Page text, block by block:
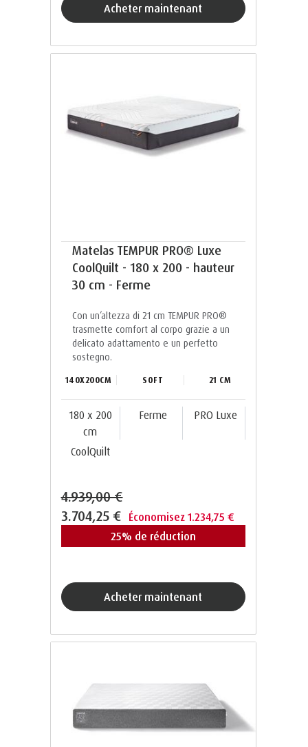
acheter maintenant
Matelas TEMPUR PRO® Luxe
CoolQuilt - 180 x 200 - hauteur
30 cm - Ferme
Con un’altezza di 21 cm TEMPUR PRO®️
trasmette comfort al corpo grazie a un
delicato adattamento e un perfetto
sostegno.
140X200CM SOFT 21 CM
180 x 200
cm
Ferme PRO Luxe
CoolQuilt
4.939,00 €
3.704,25 € Économisez 1.234,75 €
25% de réduction
acheter maintenant